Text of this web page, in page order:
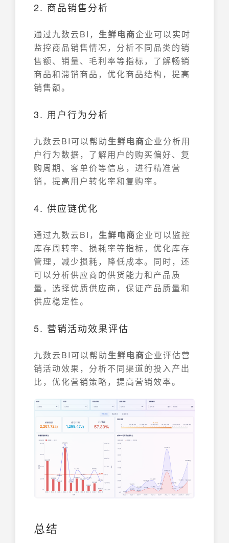
2. 商品销售分析
通过九数云BI， 生鲜电商企业可以实时
监控商品销售情况，分析不同品类的销
售额、销量、毛利率等指标，了解畅销
商品和滞销商品，优化商品结构，提高
销售额。
3. 用户行为分析
九数云BI可以帮助生鲜电商企业分析用
户行为数据，了解用户的购买偏好、复
购周期、客单价等信息，进行精准营
销，提高用户转化率和复购率。
4. 供应链优化
通过九数云BI， 生鲜电商企业可以监控
库存周转率、损耗率等指标，优化库存
管理，减少损耗，降低成本。同时，还
可以分析供应商的供货能力和产品质
量，选择优质供应商，保证产品质量和
供应稳定性。
5. 营销活动效果评估
九数云BI可以帮助生鲜电商企业评估营
销活动效果，分析不同渠道的投入产出
比，优化营销策略，提高营销效率。
总结